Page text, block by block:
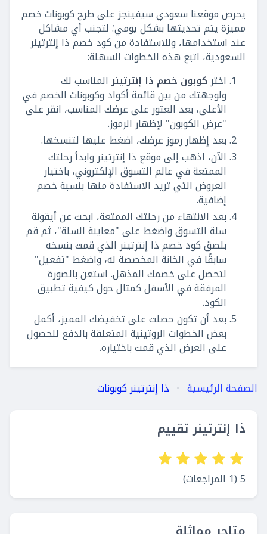
يحرص موقعنا سعودي سيفينجز على طرح كوبونات خصم
مميزة يتم تحديثها بشكل يومي؛ لتجنب أي مشاكل
عند استخدامها، وللاستفادة من كود خصم ذا إنترتينر
السعودية، اتبع هذه الخطوات السهلة:
اختركوبون خصم ذا إنترتينرالمناسب لك
ولوجهتك من بين قائمة أكواد وكوبونات الخصم في
الأعلى، بعد العثور على عرضك المناسب، انقر على
"عرض الكوبون" لإظهار الرموز.
بعد إظهار رموز عرضك، اضغط عليها لتنسخها.
الآن، اذهب إلى موقع ذا إنترتينر وابدأ رحلتك
الممتعة في عالم التسوق الإلكتروني، باختيار
العروض التي تريد الاستفادة منها بنسبة خصم
إضافية.
بعد الانتهاء من رحلتك الممتعة، ابحث عن أيقونة
سلة التسوق واضغط على "معاينة السلة"، ثم قم
بلصق كود خصم ذا إنترتينر الذي قمت بنسخه
سابقًا في الخانة المخصصة له، واضغط "تفعيل"
لتحصل على خصمك المذهل. استعن بالصورة
المرفقة في الأسفل كمثال حول كيفية تطبيق
الكود.
بعد أن تكون حصلت على تخفيضك المميز، أكمل
بعض الخطوات الروتينية المتعلقة بالدفع للحصول
على العرض الذي قمت باختياره.
الصفحة الرئيسية ذا إنترتينر كوبونات
ذا إنترتينر تقييم
5 (1 المراجعات)